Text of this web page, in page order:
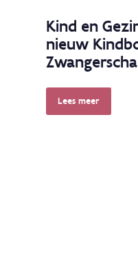
Kind en
nieuw
Lees meer